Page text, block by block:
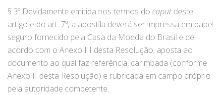
§ 3º Devidamente emitida nos termos do caputdeste
artigo e do art. 7º, a apostila deverá ser impressa em papel
seguro fornecido pela Casa da Moeda do Brasil e de
acordo com o Anexo III desta Resolução, aposta ao
documento ao qual faz referência, carimbada (conforme
Anexo II desta Resolução) e rubricada em campo próprio
pela autoridade competente.